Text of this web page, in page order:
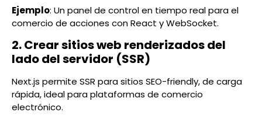
Ejemplo: Un panel de control en tiempo real para el
comercio de acciones con React y WebSocket.
2. Crear sitios web renderizados del
lado del servidor (SSR)
Next.js permite SSR para sitios SEO-friendly, de carga
rápida, ideal para plataformas de comercio
electrónico.